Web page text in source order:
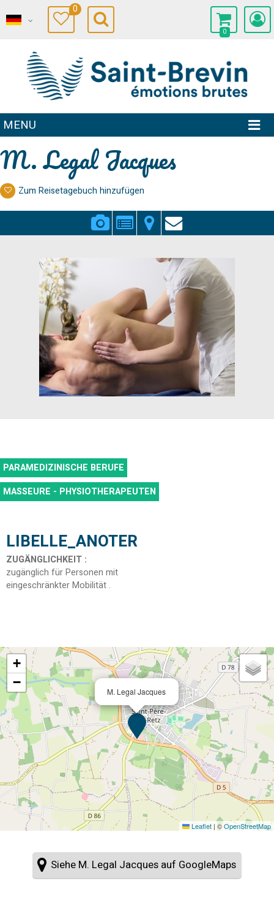
0
0
MENU
M. Legal Jacques
Zum Reisetagebuch hinzufügen
PARAMEDIZINISCHE BERUFE
MASSEURE - PHYSIOTHERAPEUTEN
LIBELLE_ANOTER
ZUGÄNGLICHKEIT :
zugänglich für Personen mit
eingeschränkter Mobilität
M. Legal Jacques
+
−
Leaflet | ©OpenStreetMap
Siehe M. Legal Jacques auf GoogleMaps